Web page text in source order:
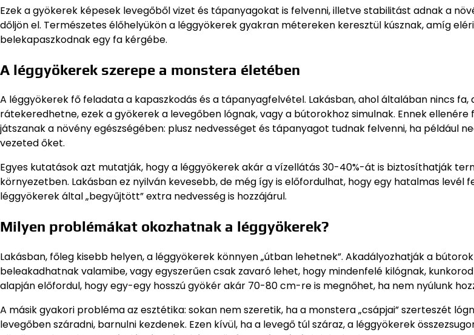
Ezek a gyökerek képesek levegőből vizet és tápanyagokat is felvenni, illetve stabilitást adnak a
dőljön el. Természetes élőhelyükön a léggyökerek gyakran métereken keresztül kúsznak, amíg
belekapaszkodnak egy fa kérgébe.
A léggyökerek szerepe a monstera életében
A léggyökerek fő feladata a kapaszkodás és a tápanyagfelvétel. Lakásban, ahol általában nincs fa,
rátekeredhetne, ezek a gyökerek a levegőben lógnak, vagy a bútorokhoz simulnak. Ennek
játszanak a növény egészségében: plusz nedvességet és tápanyagot tudnak felvenni, ha például
vezeted őket.
Egyes kutatások azt mutatják, hogy a léggyökerek akár a vízellátás 30-40%-át is biztosíthatják
környezetben. Lakásban ez nyilván kevesebb, de még így is előfordulhat, hogy egy hatalmas levél
léggyökerek által „begyűjtött” extra nedvesség is hozzájárul.
Milyen problémákat okozhatnak a léggyökerek?
Lakásban, főleg kisebb helyen, a léggyökerek könnyen „útban lehetnek”. Akadályozhatják a
beleakadhatnak valamibe, vagy egyszerűen csak zavaró lehet, hogy mindenfelé kilógnak,
alapján előfordul, hogy egy-egy hosszú gyökér akár 70-80 cm-re is megnőhet, ha nem nyúlunk
A másik gyakori probléma az esztétika: sokan nem szeretik, ha a monstera „csápjai” szerteszét
levegőben száradni, barnulni kezdenek. Ezen kívül, ha a levegő túl száraz, a léggyökerek